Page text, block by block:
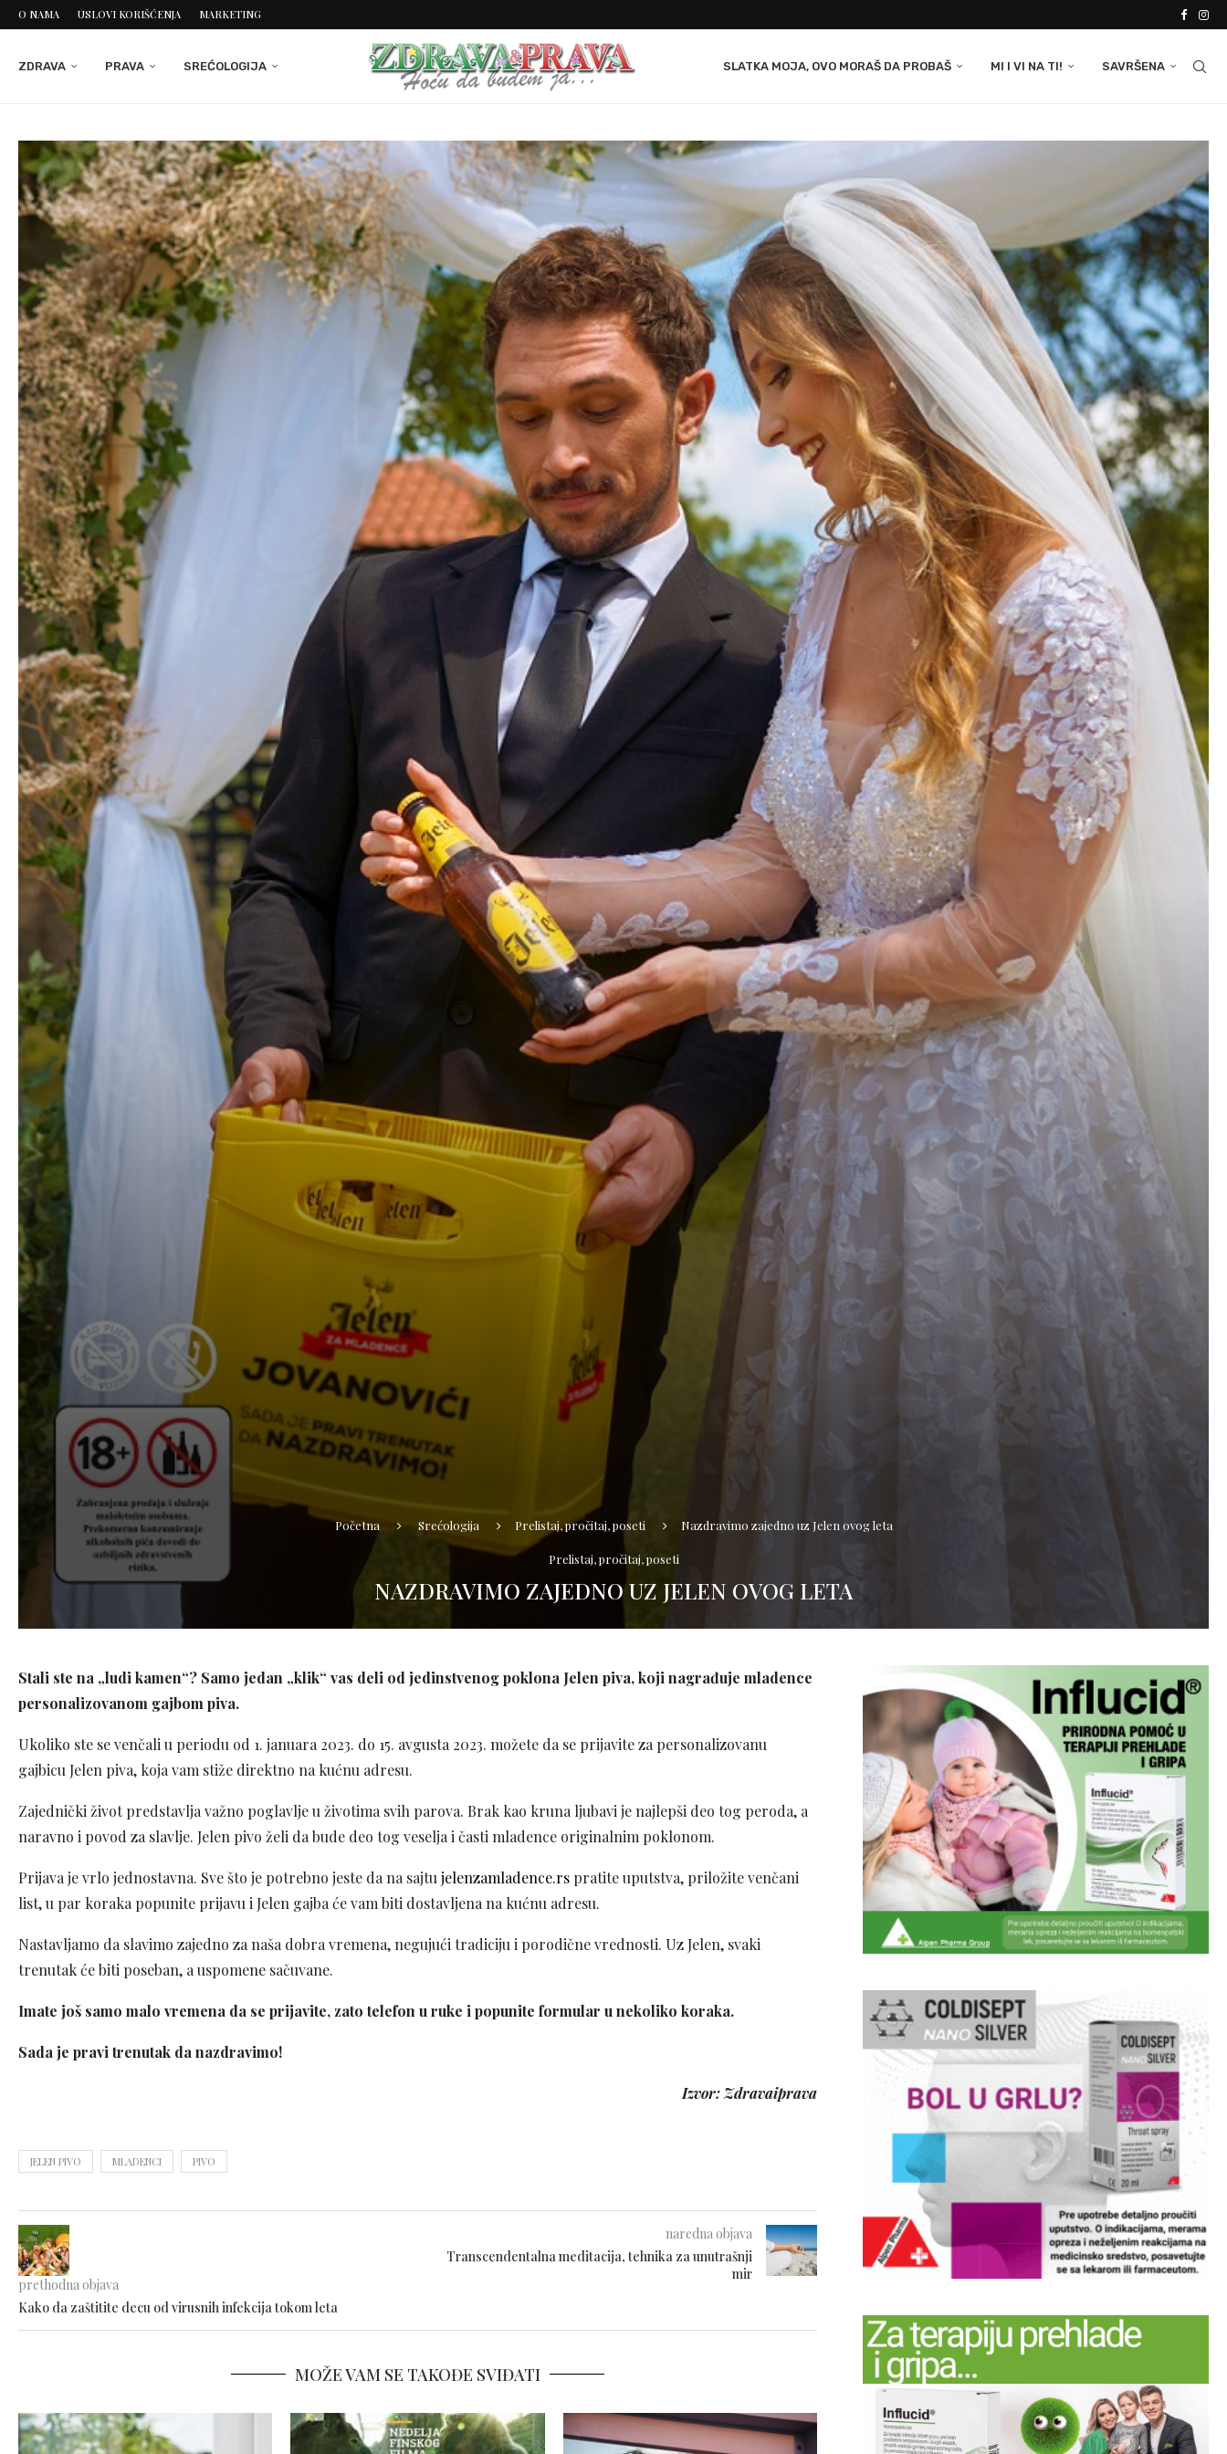
O NAMA USLOVI KORIŠĆENJA MARKETING
ZDRAVA PRAVA SREĆOLOGIJA SLATKA MOJA, OVO MORAŠ DA PROBAŠ MI I VI NA TI! SAVRŠENA
Početna Srećologija Prelistaj, pročitaj, poseti Nazdravimo zajedno uz Jelen ovog leta
Prelistaj, pročitaj, poseti
NAZDRAVIMO ZAJEDNO UZ JELEN OVOG LETA
Stali ste na „ludi kamen“? Samo jedan „klik“ vas deli od jedinstvenog poklona Jelen piva, koji nagrađuje mladence
personalizovanom gajbom piva.
Ukoliko ste se venčali u periodu od 1. januara 2023. do 15. avgusta 2023. možete da se prijavite za personalizovanu
gajbicu Jelen piva, koja vam stiže direktno na kućnu adresu.
Zajednički život predstavlja važno poglavlje u životima svih parova. Brak kao kruna ljubavi je najlepši deo tog peroda, a
naravno i povod za slavlje. Jelen pivo želi da bude deo tog veselja i časti mladence originalnim poklonom.
Prijava je vrlo jednostavna. Sve što je potrebno jeste da na sajtu jelenzamladence.rs pratite uputstva, priložite venčani
list, u par koraka popunite prijavu i Jelen gajba će vam biti dostavljena na kućnu adresu.
Nastavljamo da slavimo zajedno za naša dobra vremena, negujući tradiciju i porodične vrednosti. Uz Jelen, svaki
trenutak će biti poseban, a uspomene sačuvane.
Imate još samo malo vremena da se prijavite, zato telefon u ruke i popunite formular u nekoliko koraka.
Sada je pravi trenutak da nazdravimo!
Izvor: Zdravaiprava
JELEN PIVO MLADENCI PIVO
prethodna objava
Kako da zaštitite decu od virusnih infekcija tokom leta
naredna objava
Transcendentalna meditacija, tehnika za unutrašnji
mir
MOŽE VAM SE TAKOĐE SVIĐATI